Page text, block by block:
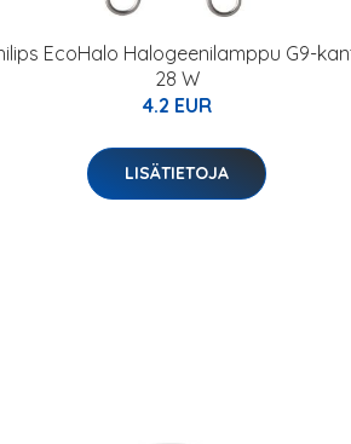
EcoHalo Halogeenilamppu G9-
28 W
4.2 EUR
LISÄTIETOJA